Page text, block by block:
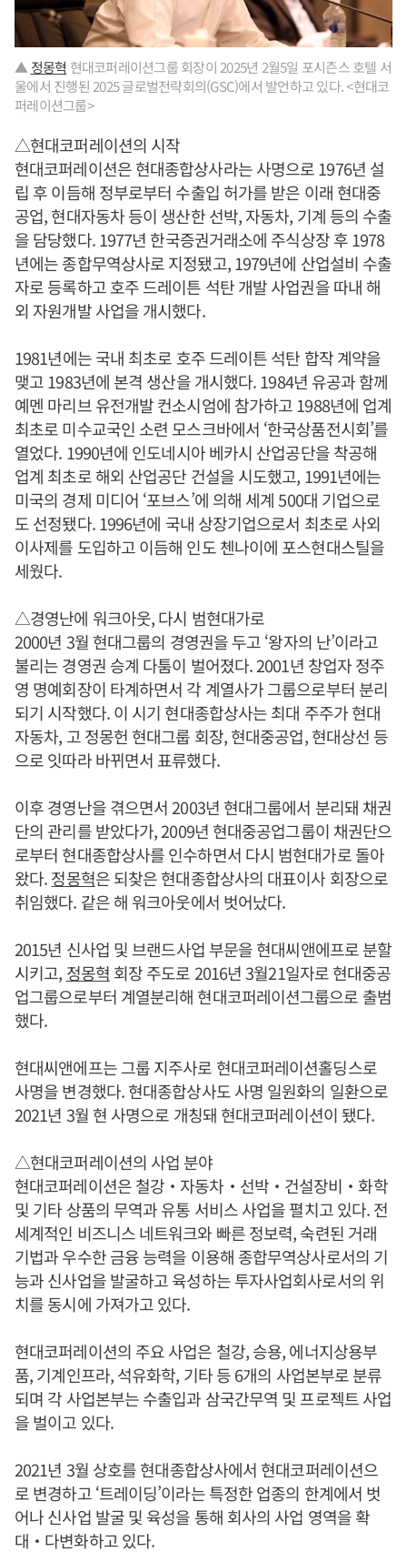
▲ 정몽혁 현대코퍼레이션그룹 회장이 2025년 2월5일 포시즌스 호텔 서
울에서 진행된 2025 글로벌전략회의(GSC)에서 발언하고 있다. <현대코
퍼레이션그룹>
△현대코퍼레이션의 시작
현대코퍼레이션은 현대종합상사라는 사명으로 1976년 설
립 후 이듬해 정부로부터 수출입 허가를 받은 이래 현대중
공업, 현대자동차 등이 생산한 선박, 자동차, 기계 등의 수출
을 담당했다. 1977년 한국증권거래소에 주식상장 후 1978
년에는 종합무역상사로 지정됐고, 1979년에 산업설비 수출
자로 등록하고 호주 드레이튼 석탄 개발 사업권을 따내 해
외 자원개발 사업을 개시했다.
1981년에는 국내 최초로 호주 드레이튼 석탄 합작 계약을
맺고 1983년에 본격 생산을 개시했다. 1984년 유공과 함께
예멘 마리브 유전개발 컨소시엄에 참가하고 1988년에 업계
최초로 미수교국인 소련 모스크바에서 ‘한국상품전시회’를
열었다. 1990년에 인도네시아 베카시 산업공단을 착공해
업계 최초로 해외 산업공단 건설을 시도했고, 1991년에는
미국의 경제 미디어 ‘포브스’에 의해 세계 500대 기업으로
도 선정됐다. 1996년에 국내 상장기업으로서 최초로 사외
이사제를 도입하고 이듬해 인도 첸나이에 포스현대스틸을
세웠다.
△경영난에 워크아웃, 다시 범현대가로
2000년 3월 현대그룹의 경영권을 두고 ‘왕자의 난’이라고
불리는 경영권 승계 다툼이 벌어졌다. 2001년 창업자 정주
영 명예회장이 타계하면서 각 계열사가 그룹으로부터 분리
되기 시작했다. 이 시기 현대종합상사는 최대 주주가 현대
자동차, 고 정몽헌 현대그룹 회장, 현대중공업, 현대상선 등
으로 잇따라 바뀌면서 표류했다.
이후 경영난을 겪으면서 2003년 현대그룹에서 분리돼 채권
단의 관리를 받았다가, 2009년 현대중공업그룹이 채권단으
로부터 현대종합상사를 인수하면서 다시 범현대가로 돌아
왔다.정몽혁은 되찾은 현대종합상사의 대표이사 회장으로
취임했다. 같은 해 워크아웃에서 벗어났다.
2015년 신사업 및 브랜드사업 부문을 현대씨앤에프로 분할
시키고, 정몽혁 회장 주도로 2016년 3월21일자로 현대중공
업그룹으로부터 계열분리해 현대코퍼레이션그룹으로 출범
했다.
현대씨앤에프는 그룹 지주사로 현대코퍼레이션홀딩스로
사명을 변경했다. 현대종합상사도 사명 일원화의 일환으로
2021년 3월 현 사명으로 개칭돼 현대코퍼레이션이 됐다.
△현대코퍼레이션의 사업 분야
현대코퍼레이션은 철강‧자동차‧선박‧건설장비‧화학
및 기타 상품의 무역과 유통 서비스 사업을 펼치고 있다. 전
세계적인 비즈니스 네트워크와 빠른 정보력, 숙련된 거래
기법과 우수한 금융 능력을 이용해 종합무역상사로서의 기
능과 신사업을 발굴하고 육성하는 투자사업회사로서의 위
치를 동시에 가져가고 있다.
현대코퍼레이션의 주요 사업은 철강, 승용, 에너지상용부
품, 기계인프라, 석유화학, 기타 등 6개의 사업본부로 분류
되며 각 사업본부는 수출입과 삼국간무역 및 프로젝트 사업
을 벌이고 있다.
2021년 3월 상호를 현대종합상사에서 현대코퍼레이션으
로 변경하고 ‘트레이딩’이라는 특정한 업종의 한계에서 벗
어나 신사업 발굴 및 육성을 통해 회사의 사업 영역을 확
대‧다변화하고 있다.